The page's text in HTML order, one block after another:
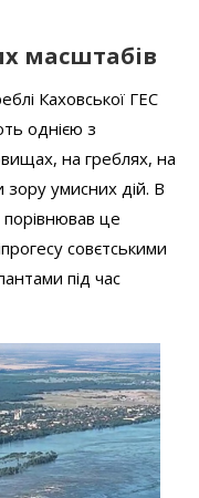
масштабів
Каховської ГЕС
однією з
на греблях, на
зору умисних дій. В
порівнював це
совєтськими
під час